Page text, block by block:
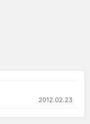
2012.02.23